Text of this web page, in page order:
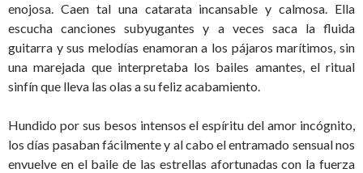
enojosa. Caen tal una catarata incansable y calmosa. Ella
escucha canciones subyugantes y a veces saca la fluida
guitarra y sus melodías enamoran a los pájaros marítimos, sin
una marejada que interpretaba los bailes amantes, el ritual
sinfín que lleva las olas a su feliz acabamiento.
Hundido por sus besos intensos el espíritu del amor incógnito,
los días pasaban fácilmente y al cabo el entramado sensual nos
envuelve en el baile de las estrellas afortunadas con la fuerza